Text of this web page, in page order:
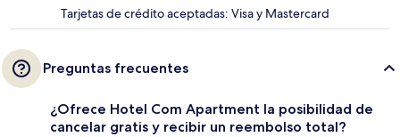
Tarjetas de crédito aceptadas: Visa y Mastercard
Preguntas frecuentes
¿Ofrece Hotel Com Apartment la posibilidad de
cancelar gratis y recibir un reembolso total?